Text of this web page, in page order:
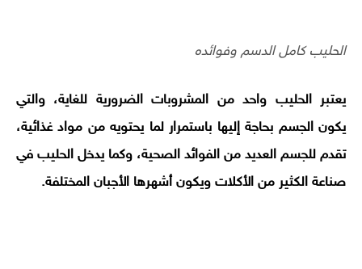
الحليب كامل الدسم وفوائده
يعتبر الحليب واحد من المشروبات الضرورية للغاية، والتي
يكون الجسم بحاجة إليها باستمرار لما يحتويه من مواد غذائية،
تقدم للجسم العديد من الفوائد الصحية، وكما يدخل الحليب في
صناعة الكثير من الأكلات ويكون أشهرها الأجبان المختلفة.